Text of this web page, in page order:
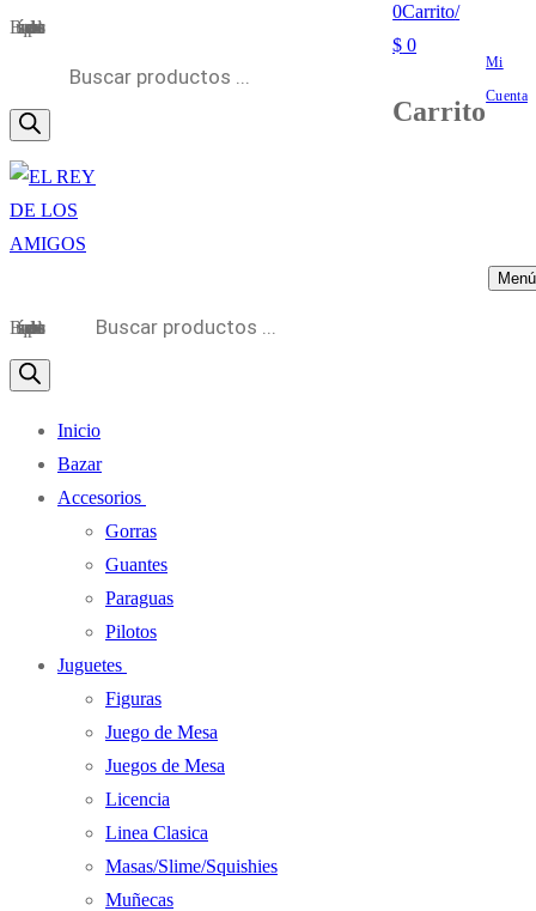
Búsqueda de productos
0Carrito/
$ 0
Carrito
Mi
Cuenta
Menú
Búsqueda de productos
Inicio
Bazar
Accesorios
Gorras
Guantes
Paraguas
Pilotos
Juguetes
Figuras
Juego de Mesa
Juegos de Mesa
Licencia
Linea Clasica
Masas/Slime/Squishies
Muñecas